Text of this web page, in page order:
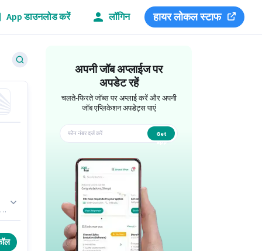
App डाउनलोड करें लॉगिन हायर लोकल स्टाफ
अपनी जॉब अप्लाईज पर
अपडेट रहें
चलते-फिरते जॉब्स पर अप्लाई करें और अपनी
जॉब एप्लिकेशन अपडेट्स पाएं
Get
app